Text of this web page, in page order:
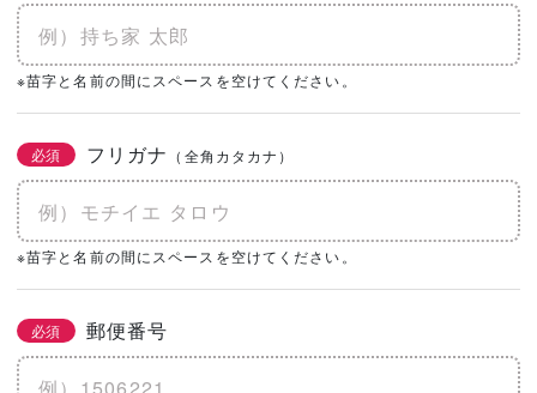
※苗字と名前の間にスペースを空けてください。
必須 フリガナ （全角カタカナ）
※苗字と名前の間にスペースを空けてください。
必須 郵便番号